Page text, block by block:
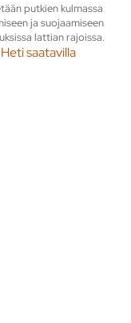
putkien kulmassa
ja suojaamiseen
lattian rajoissa.
Heti saatavilla